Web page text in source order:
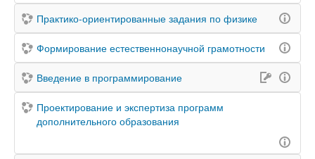
Практико-ориентированные задания по физике
Формирование естественнонаучной грамотности
Введение в программирование
Проектирование и экспертиза программ
дополнительного образования